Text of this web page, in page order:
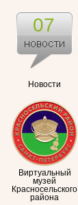
Новости
07
Виртуальный
музей
Красносельского
района